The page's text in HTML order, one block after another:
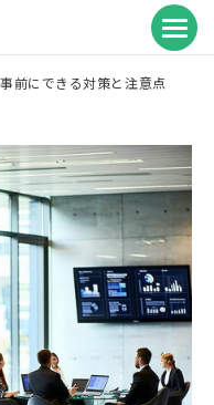
前にできる対策と注意点